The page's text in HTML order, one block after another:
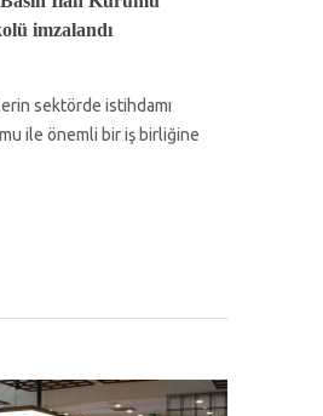
imzalandı
sektörde istihdamı
ile önemli bir iş birliğine